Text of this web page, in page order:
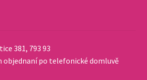
381, 793 93
objednaní po telefonické domluvě